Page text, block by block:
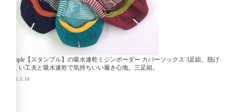
stample【スタンプル】の吸水速乾ミジンボーダー カバーソックス 3足組。脱げ
にくい工夫と吸水速乾で気持ちいい履き心地。三足組。
2018.5.18